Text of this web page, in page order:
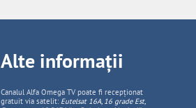
Alte informații
Canalul Alfa Omega TV poate fi recepționat
gratuit via satelit: Eutelsat 16A, 16 grade Est,